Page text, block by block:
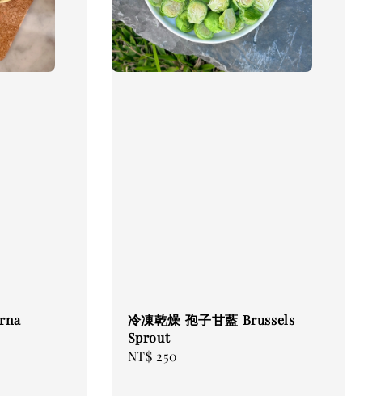
冷凍乾燥 孢子甘藍 Brussels
Sprout
Regular
NT$ 250